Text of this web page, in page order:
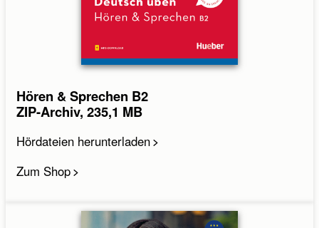
Hören & Sprechen B2
ZIP-Archiv, 235,1 MB
Hördateien herunterladen
Zum Shop